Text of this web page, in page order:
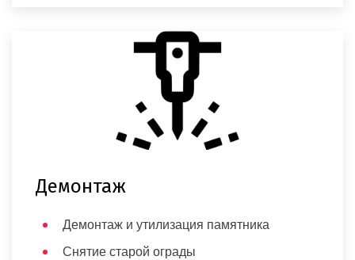
Демонтаж
Демонтаж и утилизация памятника
Снятие старой ограды